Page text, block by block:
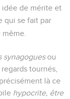
idée de mérite et
qui se fait par
synagoguesou
tournés,
là ce
hypocrite, être